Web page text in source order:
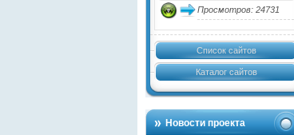
Просмотров: 24731
Список сайтов
Каталог сайтов
Новости проекта